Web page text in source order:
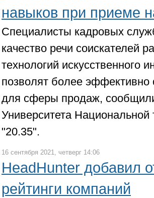
навыков при приеме
Специалисты кадровых
качество речи соискателей
технологий
позволят более эффективно
для сферы продаж,
Университета
"20.35".
16 сентября 2021, четверг 14:06
HeadHunter добавил
рейтинги компаний